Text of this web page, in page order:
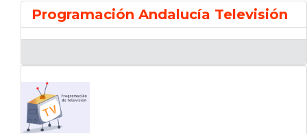
Programación Andalucía Televisión